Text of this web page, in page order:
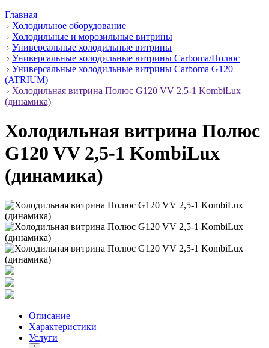
Главная
Холодильное оборудование
Холодильные и морозильные витрины
Универсальные холодильные витрины
Универсальные холодильные витрины Carboma/Полюс
Универсальные холодильные витрины Carboma G120
(ATRIUM)
Холодильная витрина Полюс G120 VV 2,5-1 KombiLux
(динамика)
Холодильная витрина Полюс
G120 VV 2,5-1 KombiLux
(динамика)
Описание
Характеристики
Услуги